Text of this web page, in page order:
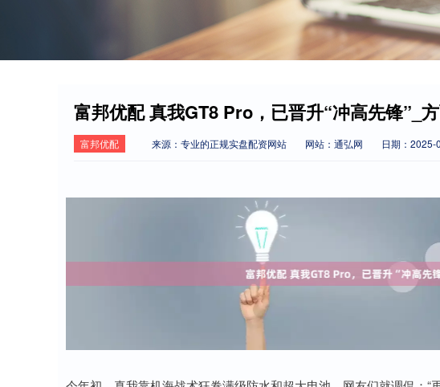
富邦优配 真我GT8 Pro，已晋升“冲高先锋”_
富邦优配 来源：专业的正规实盘配资网站 网站：通弘网 日期：2025-